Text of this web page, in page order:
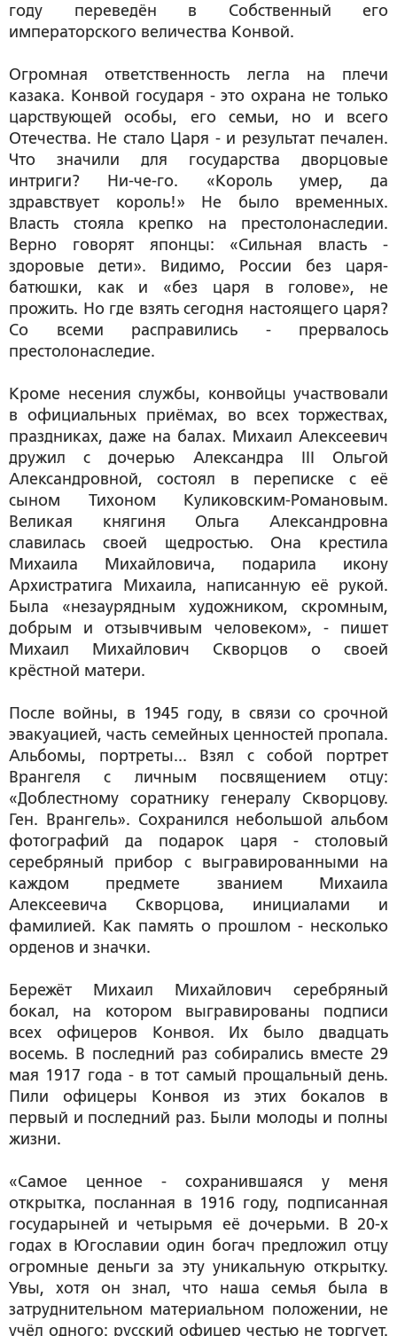
году переведён в Собственный его
императорского величества Конвой.
Огромная ответственность легла на плечи
казака. Конвой государя - это охрана не только
царствующей особы, его семьи, но и всего
Отечества. Не стало Царя - и результат печален.
Что значили для государства дворцовые
интриги? Ни-че-го. «Король умер, да
здравствует король!» Не было временных.
Власть стояла крепко на престолонаследии.
Верно говорят японцы: «Сильная власть -
здоровые дети». Видимо, России без царя-
батюшки, как и «без царя в голове», не
прожить. Но где взять сегодня настоящего царя?
Со всеми расправились - прервалось
престолонаследие.
Кроме несения службы, конвойцы участвовали
в официальных приёмах, во всех торжествах,
праздниках, даже на балах. Михаил Алексеевич
дружил с дочерью Александра III Ольгой
Александровной, состоял в переписке с её
сыном Тихоном Куликовским-Романовым.
Великая княгиня Ольга Александровна
славилась своей щедростью. Она крестила
Михаила Михайловича, подарила икону
Архистратига Михаила, написанную её рукой.
Была «незаурядным художником, скромным,
добрым и отзывчивым человеком», - пишет
Михаил Михайлович Скворцов о своей
крёстной матери.
После войны, в 1945 году, в связи со срочной
эвакуацией, часть семейных ценностей пропала.
Альбомы, портреты... Взял с собой портрет
Врангеля с личным посвящением отцу:
«Доблестному соратнику генералу Скворцову.
Ген. Врангель». Сохранился небольшой альбом
фотографий да подарок царя - столовый
серебряный прибор с выгравированными на
каждом предмете званием Михаила
Алексеевича Скворцова, инициалами и
фамилией. Как память о прошлом - несколько
орденов и значки.
Бережёт Михаил Михайлович серебряный
бокал, на котором выгравированы подписи
всех офицеров Конвоя. Их было двадцать
восемь. В последний раз собирались вместе 29
мая 1917 года - в тот самый прощальный день.
Пили офицеры Конвоя из этих бокалов в
первый и последний раз. Были молоды и полны
жизни.
«Самое ценное - сохранившаяся у меня
открытка, посланная в 1916 году, подписанная
государыней и четырьмя её дочерьми. В 20-х
годах в Югославии один богач предложил отцу
огромные деньги за эту уникальную открытку.
Увы, хотя он знал, что наша семья была в
затруднительном материальном положении, не
учёл одного: русский офицер честью не торгует.